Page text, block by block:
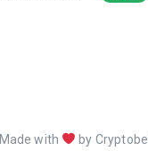
Made with by Cryptobel